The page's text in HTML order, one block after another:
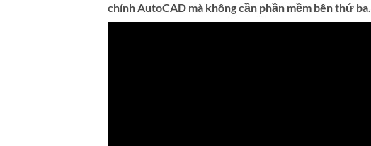
chính AutoCAD mà không cần phần mềm bên thứ ba.